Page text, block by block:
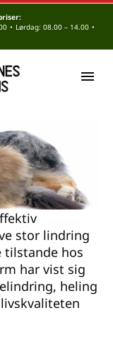
• Lørdag: 08.00 – 14.00 •
og
stor lindring
hos
har vist sig
heling